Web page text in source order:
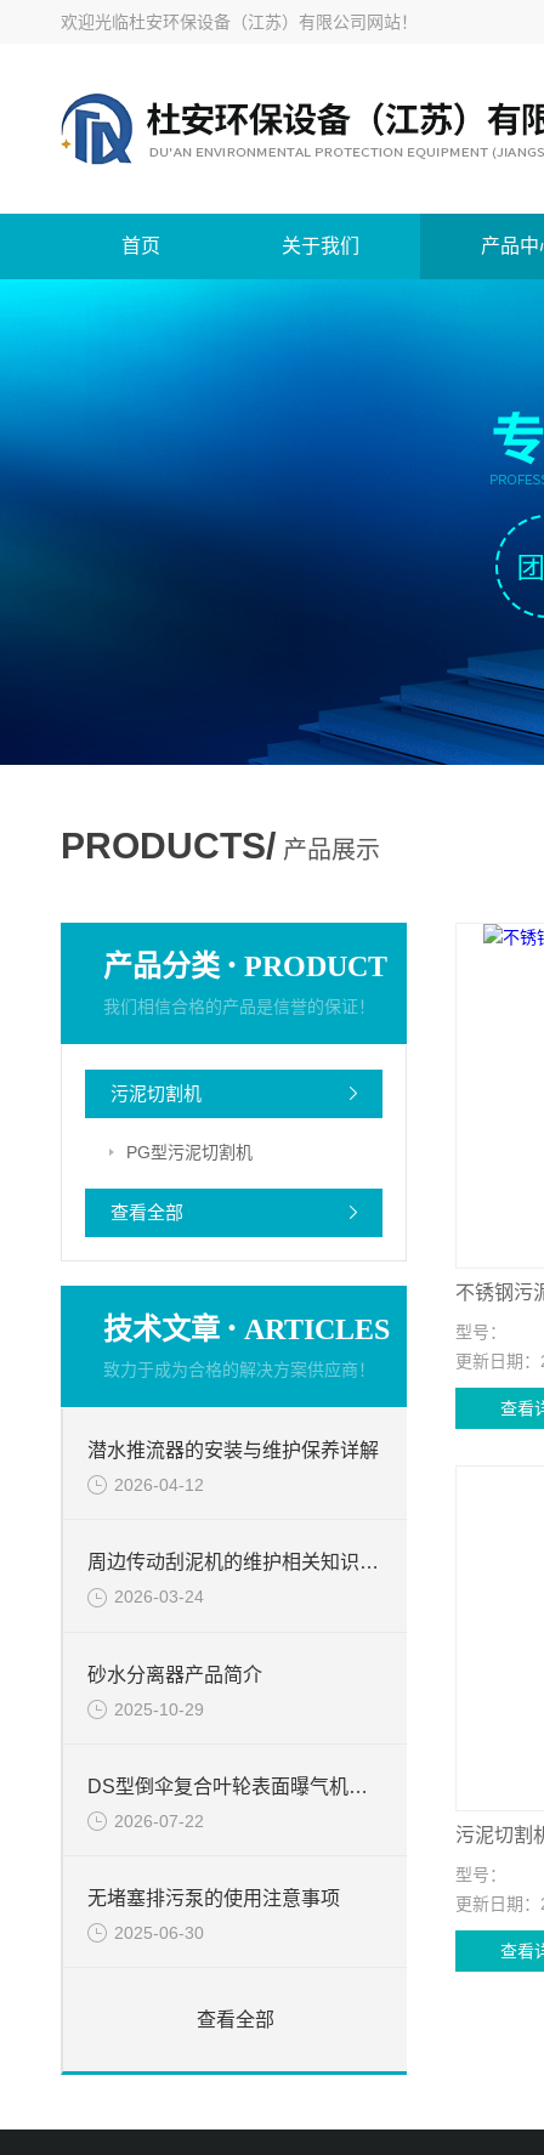
欢迎光临杜安环保设备（江苏）有限公司网站！
首页 关于我们 产品中
PRODUCTS/ 产品展示
产品分类 · PRODUCT
我们相信合格的产品是信誉的保证！
污泥切割机
PG型污泥切割机
查看全部
技术文章 · ARTICLES
致力于成为合格的解决方案供应商！
潜水推流器的安装与维护保养详解
2026-04-12
周边传动刮泥机的维护相关知识分享
2026-03-24
砂水分离器产品简介
2025-10-29
DS型倒伞复合叶轮表面曝气机的产品资料
2026-07-22
无堵塞排污泵的使用注意事项
2025-06-30
查看全部
不锈钢污
型号：
更新日期：
查看
污泥切割
型号：
更新日期：
查看